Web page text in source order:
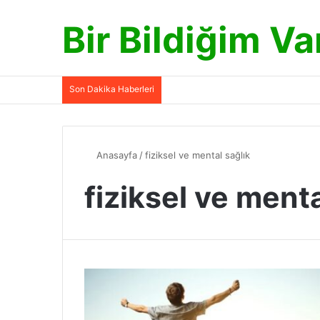
Bir Bildiğim
Son Dakika Haberleri
Anasayfa /fiziksel ve mental sağlık
fiziksel ve